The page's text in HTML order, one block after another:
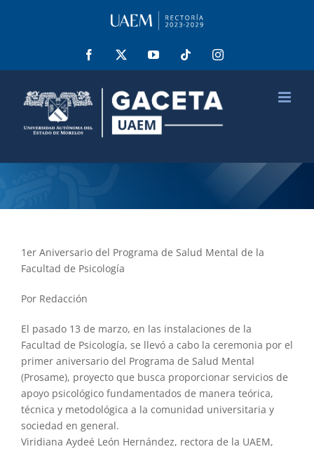
Facebook YouTube Tiktok Instagram
1er Aniversario del Programa de Salud Mental de la
Facultad de Psicología
Por Redacción
El pasado 13 de marzo, en las instalaciones de la
Facultad de Psicología, se llevó a cabo la ceremonia por el
primer aniversario del Programa de Salud Mental
(Prosame), proyecto que busca proporcionar servicios de
apoyo psicológico fundamentados de manera teórica,
técnica y metodológica a la comunidad universitaria y
sociedad en general.
Viridiana Aydeé León Hernández, rectora de la UAEM,